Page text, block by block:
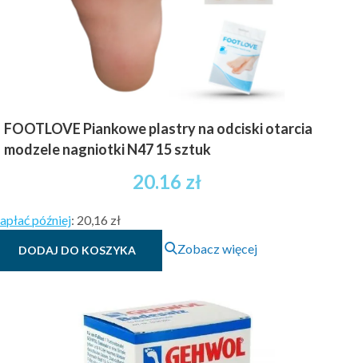
FOOTLOVE Piankowe plastry na odciski otarcia
modzele nagniotki N47 15 sztuk
20.16 zł
później: 20,16 zł
DODAJ DO KOSZYKA Zobacz więcej